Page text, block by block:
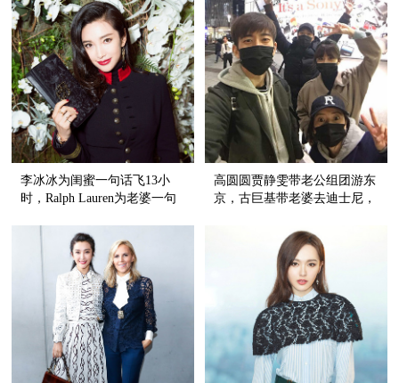
李冰冰为闺蜜一句话飞13小
时，Ralph Lauren为老婆一句
高圆圆贾静雯带老公组团游东
京，古巨基带老婆去迪士尼，